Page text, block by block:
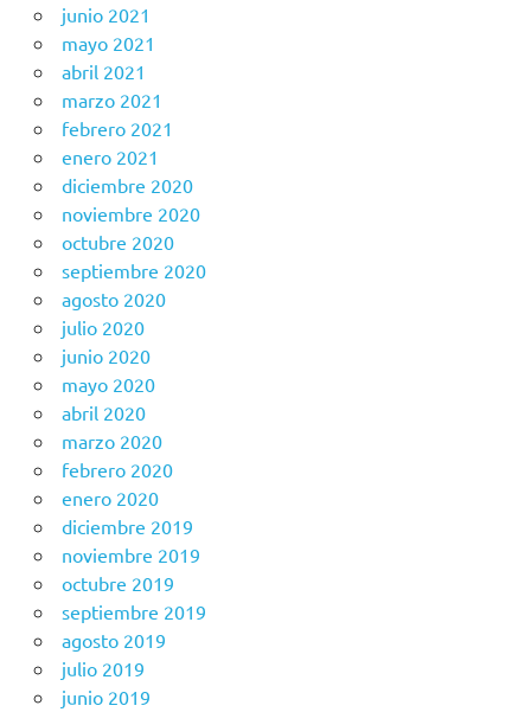
junio 2021
mayo 2021
abril 2021
marzo 2021
febrero 2021
enero 2021
diciembre 2020
noviembre 2020
octubre 2020
septiembre 2020
agosto 2020
julio 2020
junio 2020
mayo 2020
abril 2020
marzo 2020
febrero 2020
enero 2020
diciembre 2019
noviembre 2019
octubre 2019
septiembre 2019
agosto 2019
julio 2019
junio 2019